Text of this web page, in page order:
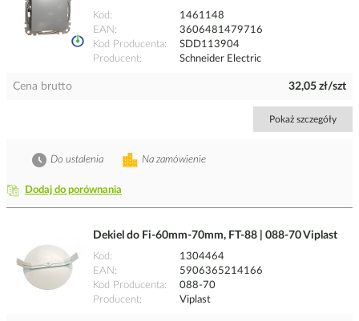
Kod
1461148
EAN
3606481479716
Kod Producenta
SDD113904
Producent
Schneider Electric
Cena brutto 32,05 zł/szt
Pokaż szczegóły
Dodaj do porównania
Na zamówienie
Do ustalenia
Dekiel do Fi-60mm-70mm, FT-88 | 088-70 Viplast
Kod
1304464
EAN
5906365214166
Kod Producenta
088-70
Producent
Viplast